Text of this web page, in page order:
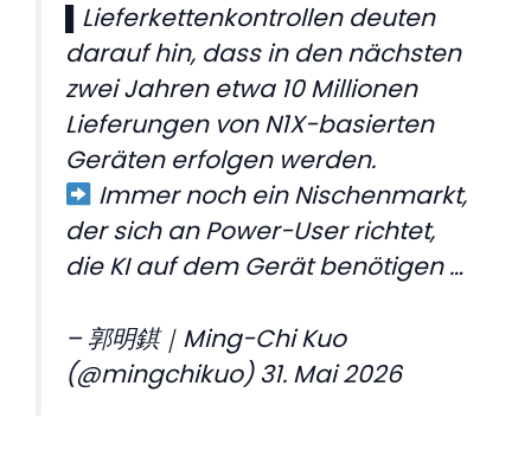
▌Lieferkettenkontrollen deuten
darauf hin, dass in den nächsten
zwei Jahren etwa 10 Millionen
Lieferungen von N1X-basierten
Geräten erfolgen werden.
Immer noch ein Nischenmarkt,
der sich an Power-User richtet,
die KI auf dem Gerät benötigen …
– 郭明錤｜Ming-Chi Kuo
(@mingchikuo) 31. Mai 2026